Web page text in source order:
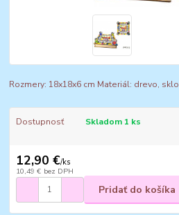
Rozmery: 18x18x6 cm Materiál: drevo, sklo
Dostupnosť Skladom 1 ks
12,90 €/ks
10,49 € bez DPH
Pridať do košíka